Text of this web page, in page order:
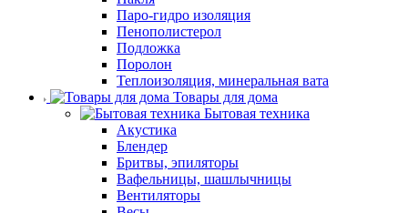
Паро-гидро изоляция
Пенополистерол
Подложка
Поролон
Теплоизоляция, минеральная вата
Товары для дома
Бытовая техника
Акустика
Блендер
Бритвы, эпиляторы
Вафельницы, шашлычницы
Вентиляторы